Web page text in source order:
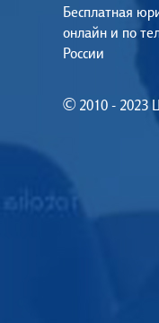
Бесплатная
онлайн и по
России
© 2010 - 2023